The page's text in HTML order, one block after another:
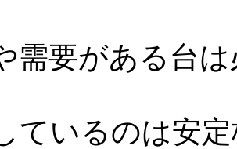
需要がある台
ているのは安